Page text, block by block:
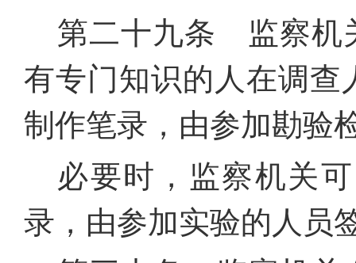
第二十九条 监察机
有专门知识的人在调查
制作笔录，由参加勘验
必要时，监察机关
录，由参加实验的人员